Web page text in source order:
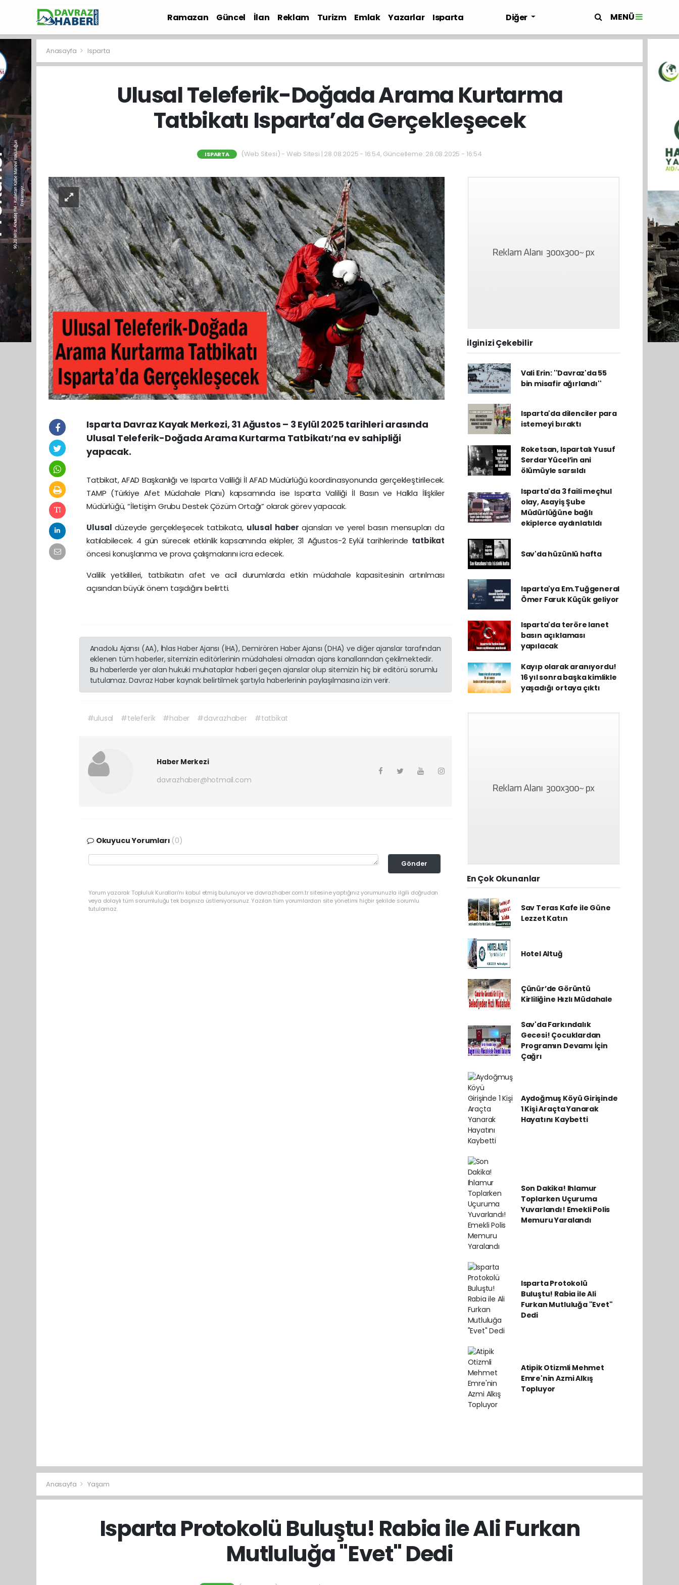
Ramazan Güncel İlan Reklam Turizm Emlak Yazarlar
Isparta
Diğer MENÜ
Anasayfa Isparta
Ulusal Teleferik-Doğada Arama Kurtarma
Tatbikatı Isparta’da Gerçekleşecek
ISPARTA (Web Sitesi) - Web Sitesi | 28.08.2025 - 16:54, Güncelleme: 28.08.2025 - 16:54
Isparta Davraz Kayak Merkezi, 31 Ağustos – 3 Eylül 2025 tarihleri arasında
Ulusal Teleferik-Doğada Arama Kurtarma Tatbikatı’na ev sahipliği
yapacak.
Tatbikat, AFAD Başkanlığı ve Isparta Valiliği İl AFAD Müdürlüğü koordinasyonunda gerçekleştirilecek.
TAMP (Türkiye Afet Müdahale Planı) kapsamında ise Isparta Valiliği İl Basın ve Halkla İlişkiler
Müdürlüğü, “İletişim Grubu Destek Çözüm Ortağı” olarak görev yapacak.
Ulusaldüzeyde gerçekleşecek tatbikata, ulusal haberajansları ve yerel basın mensupları da
katılabilecek. 4 gün sürecek etkinlik kapsamında ekipler, 31 Ağustos-2 Eylül tarihlerinde tatbikat
öncesi konuşlanma ve prova çalışmalarını icra edecek.
Valilik yetkilileri, tatbikatın afet ve acil durumlarda etkin müdahale kapasitesinin artırılması
açısından büyük önem taşıdığını belirtti.
Anadolu Ajansı (AA), İhlas Haber Ajansı (İHA), Demirören Haber Ajansı (DHA) ve diğer ajanslar tarafından
eklenen tüm haberler, sitemizin editörlerinin müdahalesi olmadan ajans kanallarından çekilmektedir.
Bu haberlerde yer alan hukuki muhataplar haberi geçen ajanslar olup sitemizin hiç bir editörü sorumlu
tutulamaz. Davraz Haber kaynak belirtilmek şartıyla haberlerinin paylaşılmasına izin verir.
#ulusal #teleferik #haber #davrazhaber #tatbikat
Haber Merkezi
davrazhaber@hotmail.com
Okuyucu Yorumları (0)
Gönder
Yorum yazarak Topluluk Kuralları’nı kabul etmiş bulunuyor ve davrazhaber.com.tr sitesine yaptığınız yorumunuzla ilgili doğrudan
veya dolaylı tüm sorumluluğu tek başınıza üstleniyorsunuz. Yazılan tüm yorumlardan site yönetimi hiçbir şekilde sorumlu
tutulamaz.
İlginizi Çekebilir
Vali Erin: ''Davraz'da 55
bin misafir ağırlandı''
Isparta'da dilenciler para
istemeyi bıraktı
Roketsan, Ispartalı Yusuf
Serdar Yücel’in ani
ölümüyle sarsıldı
Isparta'da 3 faili meçhul
olay, Asayiş Şube
Müdürlüğüne bağlı
ekiplerce aydınlatıldı
Sav'da hüzünlü hafta
Isparta'ya Em.Tuğgeneral
Ömer Faruk Küçük geliyor
Isparta'da teröre lanet
basın açıklaması
yapılacak
Kayıp olarak aranıyordu!
16 yıl sonra başka kimlikle
yaşadığı ortaya çıktı
En Çok Okunanlar
Sav Teras Kafe ile Güne
Lezzet Katın
Hotel Altuğ
Çünür’de Görüntü
Kirliliğine Hızlı Müdahale
Sav'da Farkındalık
Gecesi! Çocuklardan
Programın Devamı İçin
Çağrı
Aydoğmuş Köyü Girişinde
1 Kişi Araçta Yanarak
Hayatını Kaybetti
Son Dakika! Ihlamur
Toplarken Uçuruma
Yuvarlandı! Emekli Polis
Memuru Yaralandı
Isparta Protokolü
Buluştu! Rabia ile Ali
Furkan Mutluluğa "Evet"
Dedi
Atipik Otizmli Mehmet
Emre'nin Azmi Alkış
Topluyor
Anasayfa Yaşam
Isparta Protokolü Buluştu! Rabia ile Ali Furkan
Mutluluğa "Evet" Dedi